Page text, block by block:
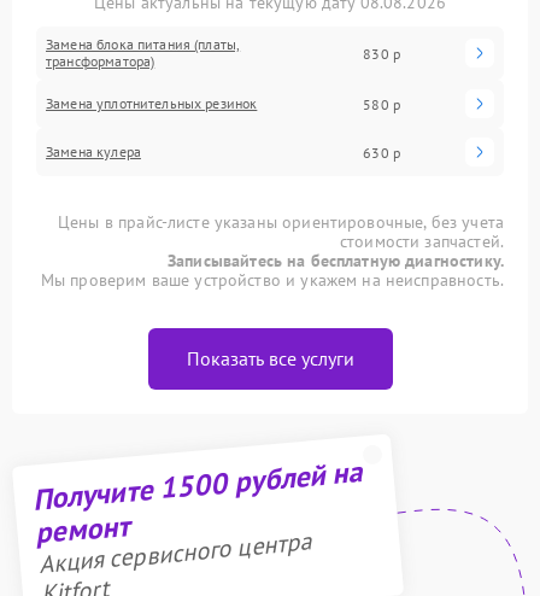
Замена блока питания (платы,
трансформатора)
830 р
Замена уплотнительных резинок 580 р
Замена кулера 630 р
Цены в прайс-листе указаны ориентировочные, без учета
стоимости запчастей.
Записывайтесь на бесплатную диагностику.
Мы проверим ваше устройство и укажем на неисправность.
Показать все услуги
Получите 1500 рублей на
ремонт
Акция сервисного центра